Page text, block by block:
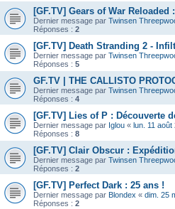
[GF.TV] Gears of War Reloaded
Dernier message par Twinsen
Réponses : 2
[GF.TV] Death Stranding 2 -
Dernier message par Twinsen
Réponses : 5
GF.TV | THE CALLISTO
Dernier message par Twinsen
Réponses : 4
[GF.TV] Lies of P : Découverte
Dernier message par Iglou « lun. 11 août
Réponses : 8
[GF.TV] Clair Obscur :
Dernier message par Twinsen
Réponses : 2
[GF.TV] Perfect Dark : 25 ans !
Dernier message par Blondex « dim. 25
Réponses : 2